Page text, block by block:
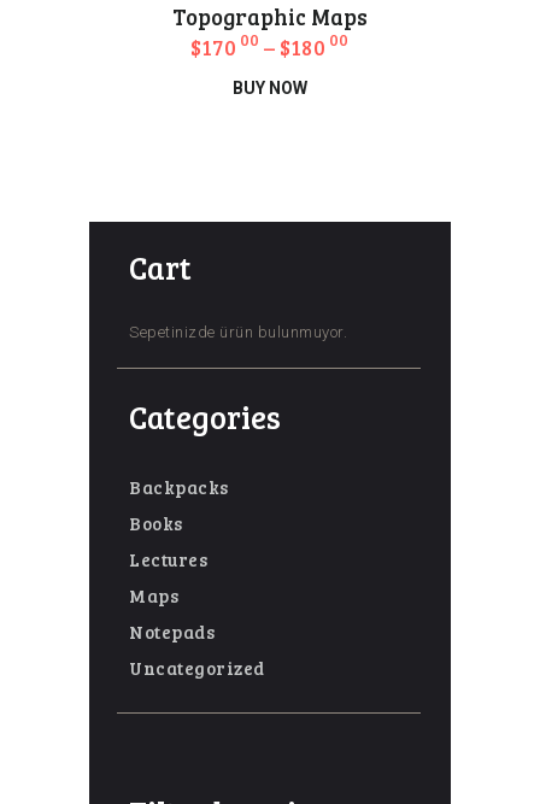
Topographic Maps
$170 00 – $180 00
BUY NOW
varyasyonu
ürün
sayfasından
Cart
Sepetinizde ürün bulunmuyor.
Categories
Backpacks
Books
Lectures
Maps
Notepads
Uncategorized